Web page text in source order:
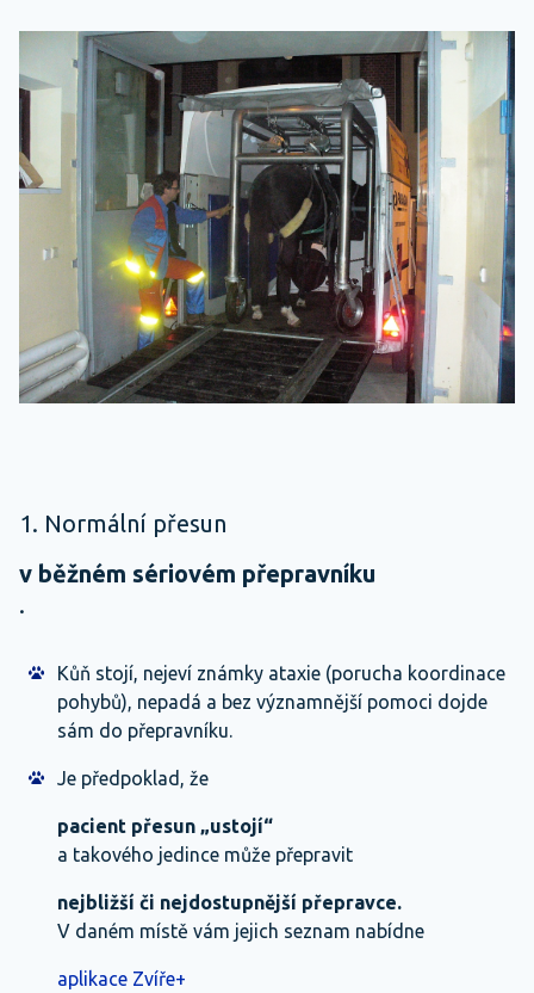
1. Normální přesun
v běžném sériovém přepravníku
.
Kůň stojí, nejeví známky ataxie (porucha koordinace
pohybů), nepadá a bez významnější pomoci dojde
sám do přepravníku.
Je předpoklad, že
pacient přesun „ustojí“
a takového jedince může přepravit
nejbližší či nejdostupnější přepravce.
V daném místě vám jejich seznam nabídne
aplikace Zvíře+